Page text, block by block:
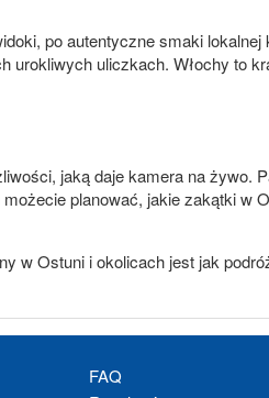
po autentyczne smaki lokalnej
uliczkach. Włochy to
jaką daje kamera na żywo.
planować, jakie zakątki w
w Ostuni i okolicach jest jak
FAQ